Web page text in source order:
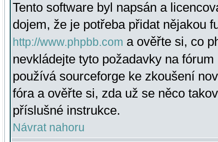
Tento software byl napsán a
dojem, že je potřeba přidat nějakou
http://www.phpbb.com a ověřte si, co
nevkládejte tyto požadavky na
používá sourceforge ke zkoušení
fóra a ověřte si, zda už se něco
příslušné instrukce.
Návrat nahoru